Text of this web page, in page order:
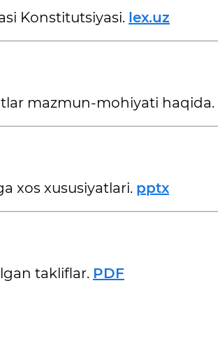
Konstitutsiyasi. lex.uz
mazmun-mohiyati haqida.
xos xususiyatlari. pptx
takliflar. PDF